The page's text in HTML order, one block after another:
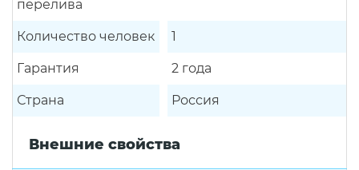
перелива
Количество человек 1
Гарантия 2 года
Страна Россия
Внешние свойства